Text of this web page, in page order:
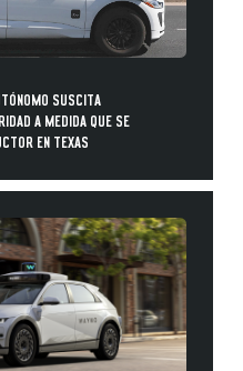
SUSCITA
A MEDIDA QUE SE
EN TEXAS